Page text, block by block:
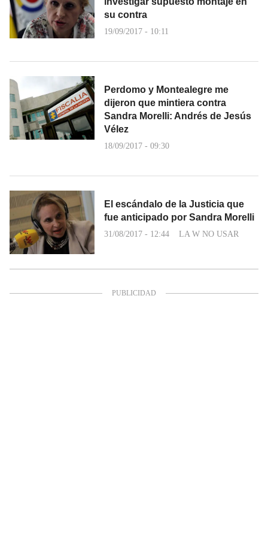
su contra
19/09/2017 - 10:11
Perdomo y Montealegre me
dijeron que mintiera contra
Sandra Morelli: Andrés de Jesús
Vélez
18/09/2017 - 09:30
El escándalo de la Justicia que
fue anticipado por Sandra Morelli
31/08/2017 - 12:44 LA W NO USAR